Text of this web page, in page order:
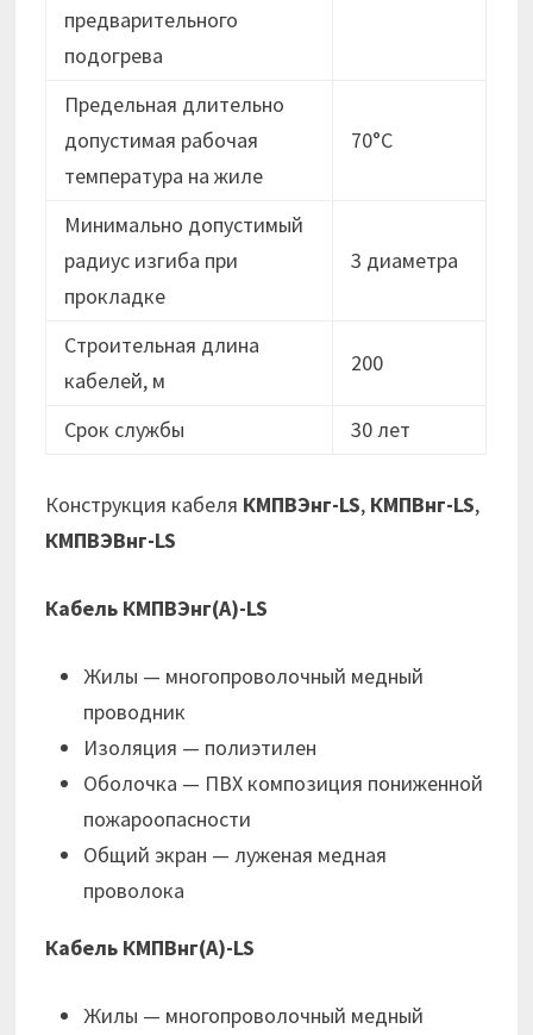
предварительного
подогрева
Предельная длительно
допустимая рабочая
температура на жиле
70°C
Минимально допустимый
радиус изгиба при
прокладке
3 диаметра
Строительная длина
кабелей, м
200
Срок службы 30 лет
Конструкция кабеля КМПВЭнг-LS, КМПВнг-LS,
КМПВЭВнг-LS
Кабель КМПВЭнг(А)-LS
Жилы — многопроволочный медный
проводник
Изоляция — полиэтилен
Оболочка — ПВХ композиция пониженной
пожароопасности
Общий экран — луженая медная
проволока
Кабель КМПВнг(А)-LS
Жилы — многопроволочный медный